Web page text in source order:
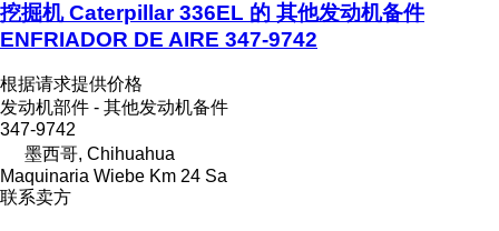
挖掘机 Caterpillar 336EL 的 其他发动机备件
ENFRIADOR DE AIRE 347-9742
根据请求提供价格
发动机部件 - 其他发动机备件
347-9742
墨西哥, Chihuahua
Maquinaria Wiebe Km 24 Sa
联系卖方